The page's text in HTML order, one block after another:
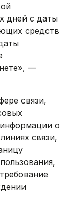
дней с даты
средств
—
связи,
о
связи,